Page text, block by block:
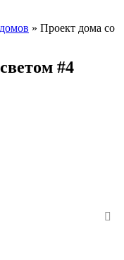
» Проект дома со
#4